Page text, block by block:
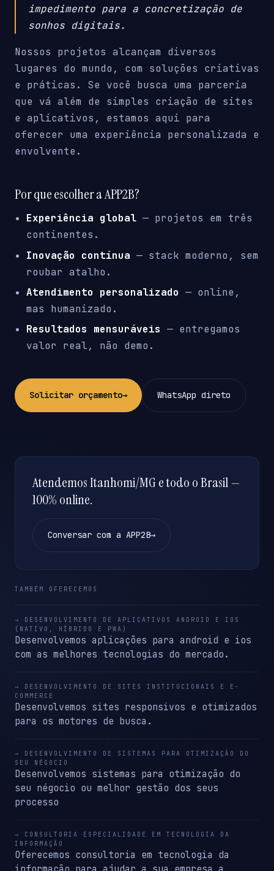
impedimento para a concretização de
sonhos digitais.
Nossos projetos alcançam diversos
lugares do mundo, com soluções criativas
e práticas. Se você busca uma parceria
que vá além de simples criação de sites
e aplicativos, estamos aqui para
oferecer uma experiência personalizada e
envolvente.
Por que escolher a APP2B?
Experiência global — projetos em três
continentes.
Inovação contínua — stack moderno, sem
roubar atalho.
Atendimento personalizado — online,
mas humanizado.
Resultados mensuráveis — entregamos
valor real, não demo.
Solicitar orçamento→ WhatsApp direto
Atendemos Itanhomi/MG e todo o Brasil —
100% online.
Conversar com a APP2B→
TAMBÉM OFERECEMOS
→ DESENVOLVIMENTO DE APLICATIVOS ANDROID E IOS
(NATIVO, HÍBRIDO E PWA)
Desenvolvemos aplicações para android e ios
com as melhores tecnologias do mercado.
→ DESENVOLVIMENTO DE SITES INSTITUCIONAIS E E-
COMMERCE
Desenvolvemos sites responsivos e otimizados
para os motores de busca.
→ DESENVOLVIMENTO DE SISTEMAS PARA OTIMIZAÇÃO DO
SEU NÉGOCIO
Desenvolvemos sistemas para otimização do
seu négocio ou melhor gestão dos seus
processo
→ CONSULTORIA ESPECIALIDADE EM TECNOLOGIA DA
INFORMAÇÃO
Oferecemos consultoria em tecnologia da